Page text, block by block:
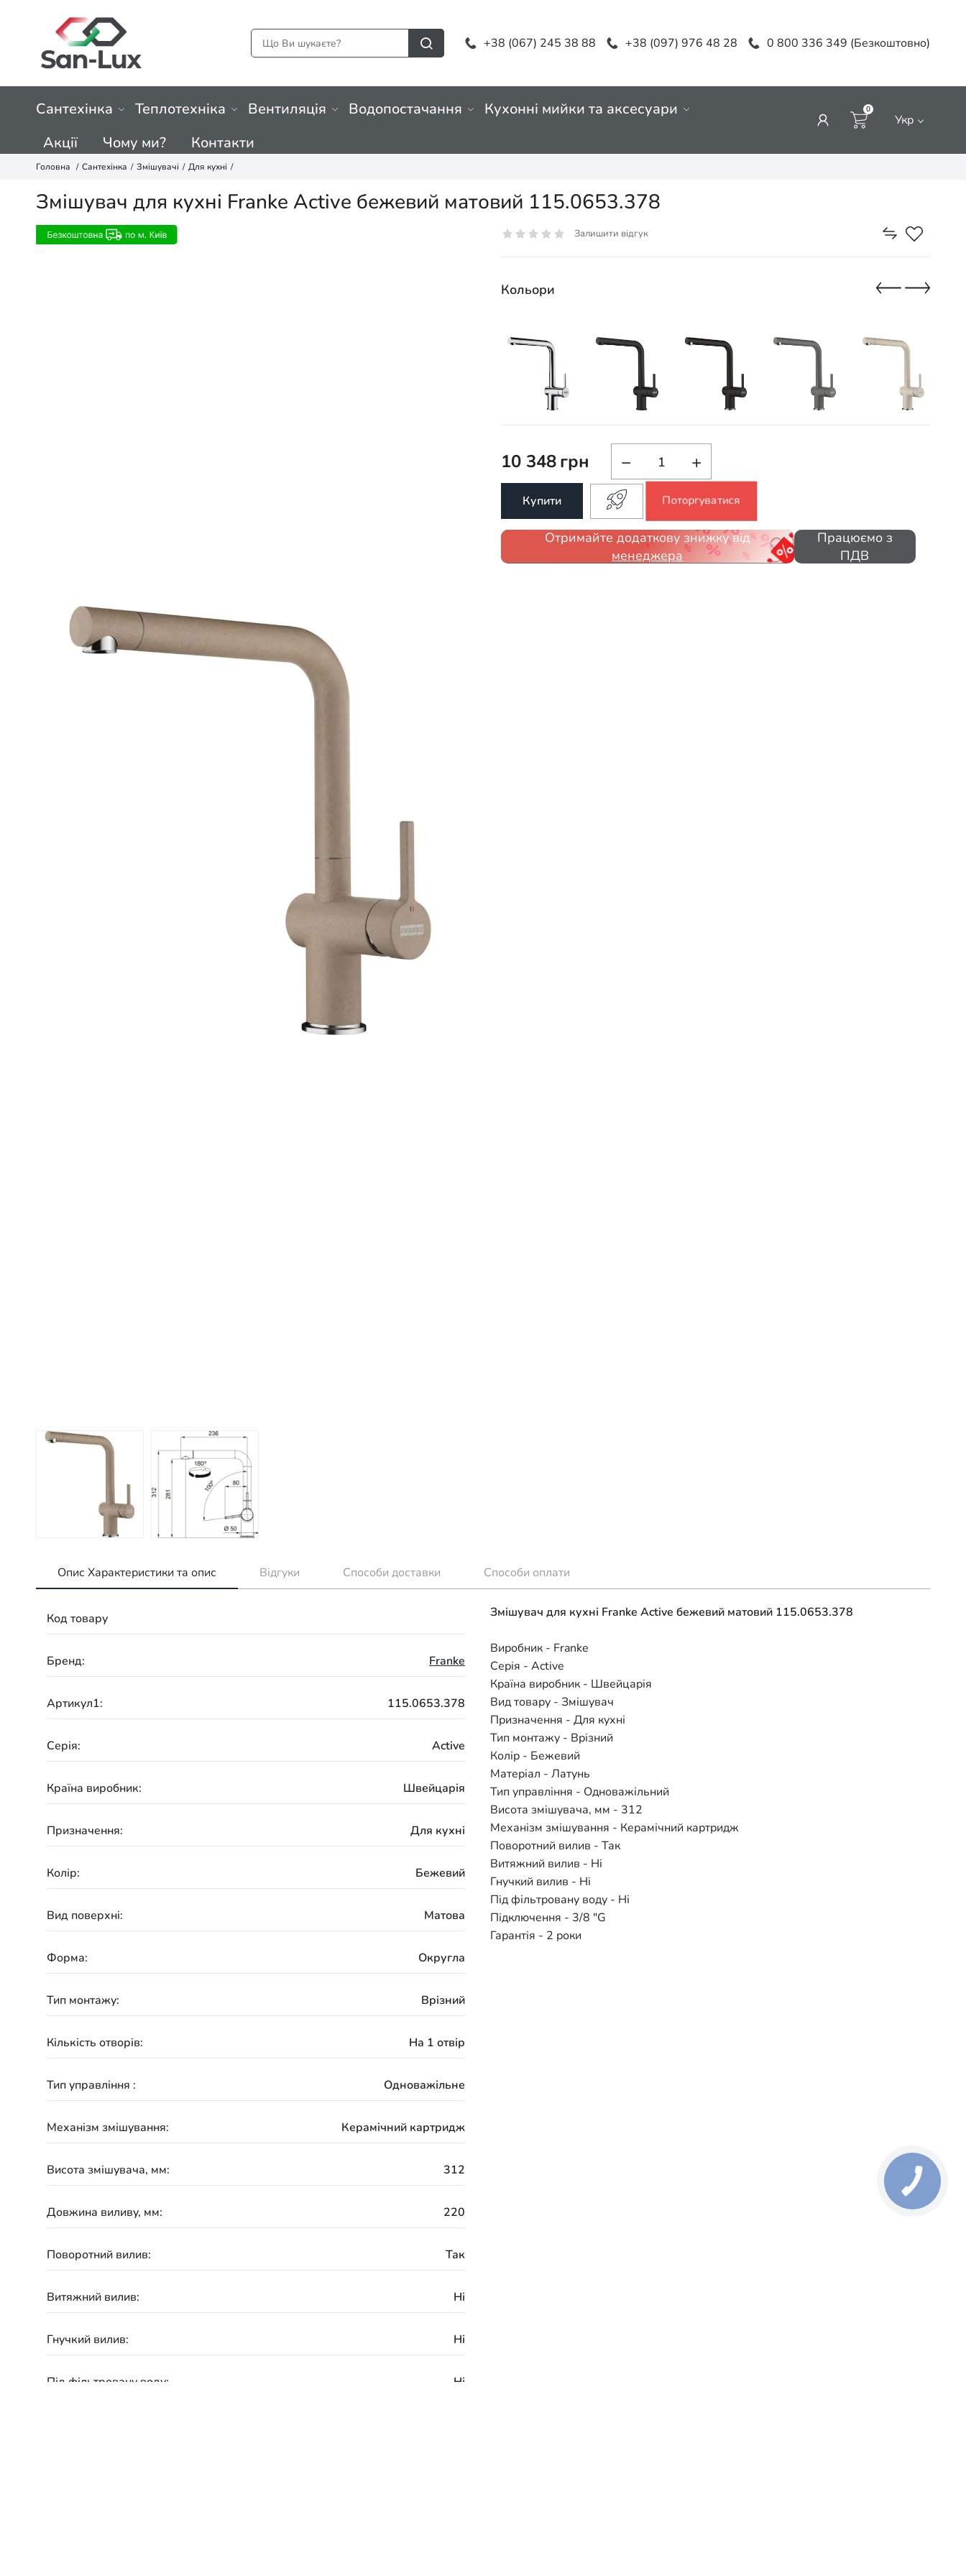
+38 (067) 245 38 88 +38 (097) 976 48 28 0 800 336 349 (Безкоштовно)
Сантехінка Теплотехніка Вентиляція Водопостачання
Кухонні мийки та аксесуари
Акції
Чому ми? Контакти
0
Укр
Головна Сантехінка Змішувачі Для кухні
Змішувач для кухні Franke Active бежевий матовий 115.0653.378
Залишити відгук
Кольори
10 348грн − +
Купити Поторгуватися
Отримайте додаткову знижку від
менеджера
Працюємо з
ПДВ
Опис Характеристики та опис Відгуки Способи доставки Способи оплати
Код товару
Бренд: Franke
Артикул1: 115.0653.378
Серія: Active
Країна виробник: Швейцарія
Призначення: Для кухні
Колір: Бежевий
Вид поверхні: Матова
Форма: Округла
Тип монтажу: Врізний
Кількість отворів: На 1 отвір
Тип управління : Одноважільне
Механізм змішування: Керамічний картридж
Висота змішувача, мм: 312
Довжина виливу, мм: 220
Поворотний вилив: Так
Витяжний вилив: Ні
Гнучкий вилив: Ні
Під фільтровану воду: Ні
Змішувач для кухні Franke Active бежевий матовий 115.0653.378
Виробник - Franke
Серія - Active
Країна виробник - Швейцарія
Вид товару - Змішувач
Призначення - Для кухні
Тип монтажу - Врізний
Колір - Бежевий
Матеріал - Латунь
Тип управління - Одноважільний
Висота змішувача, мм - 312
Механізм змішування - Керамічний картридж
Поворотний вилив - Так
Витяжний вилив - Ні
Гнучкий вилив - Ні
Під фільтровану воду - Ні
Підключення - 3/8 "G
Гарантія - 2 роки